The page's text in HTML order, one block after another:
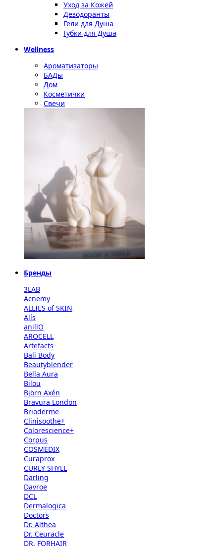
Уход за Кожей
Дезодоранты
Гели для Душа
Губки для Душа
Wellness
Ароматизаторы
БАДы
Дом
Косметички
Свечи
Бренды
3LAB
Acnemy
ALLIES of SKIN
Alís
anillO
AROCELL
Artefacts
Bali Body
Beautyblender
Bella Aura
Bilou
Björn Axén
Bravura London
Brioderme
Clinisoothe+
Colorescience+
Corpus
COSMEDIX
Curaprox
CURLY SHYLL
Darling
Davroe
DCL
Dermalogica
Doctors
Dr. Althea
Dr. Ceuracle
DR. FORHAIR